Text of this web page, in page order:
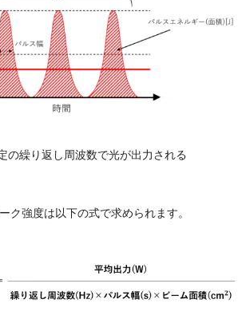
繰り返し周波数で光が出力される
ク強度は以下の式で求められます。